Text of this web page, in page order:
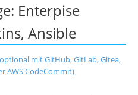
Enterpise
Ansible
mit GitHub, GitLab, Gitea,
AWS CodeCommit)